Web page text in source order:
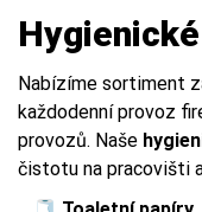
Nabízíme sortiment
každodenní provoz
provozů. Naše
čistotu na pracovišti